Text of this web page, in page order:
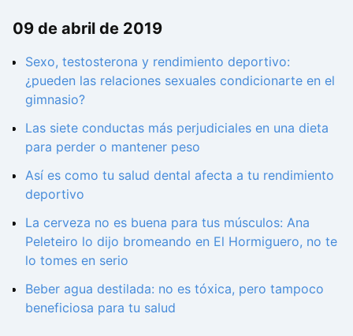
09 de abril de 2019
Sexo, testosterona y rendimiento deportivo:
¿pueden las relaciones sexuales condicionarte en el
gimnasio?
Las siete conductas más perjudiciales en una dieta
para perder o mantener peso
Así es como tu salud dental afecta a tu rendimiento
deportivo
La cerveza no es buena para tus músculos: Ana
Peleteiro lo dijo bromeando en El Hormiguero, no te
lo tomes en serio
Beber agua destilada: no es tóxica, pero tampoco
beneficiosa para tu salud